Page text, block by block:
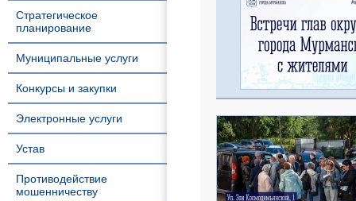
Стратегическое
планирование
Муниципальные услуги
Конкурсы и закупки
Электронные услуги
Устав
Противодействие
мошенничеству